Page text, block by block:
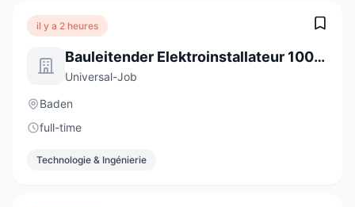
il y a 2 heures
Bauleitender Elektroinstallateur 100% (m/w/d)
Universal-Job
Baden
full-time
Technologie & Ingénierie